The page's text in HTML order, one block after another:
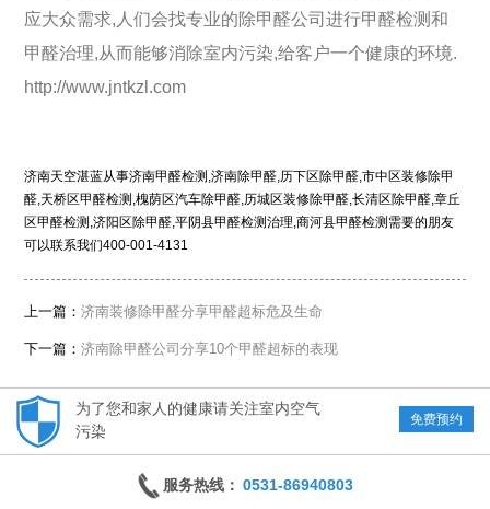
应大众需求,人们会找专业的除甲醛公司进行甲醛检测和
甲醛治理,从而能够消除室内污染,给客户一个健康的环境.
http://www.jntkzl.com
济南天空湛蓝从事济南甲醛检测,济南除甲醛,历下区除甲醛,市中区装修除甲
醛,天桥区甲醛检测,槐荫区汽车除甲醛,历城区装修除甲醛,长清区除甲醛,章丘
区甲醛检测,济阳区除甲醛,平阴县甲醛检测治理,商河县甲醛检测需要的朋友
可以联系我们400-001-4131
上一篇：济南装修除甲醛分享甲醛超标危及生命
下一篇：济南除甲醛公司分享10个甲醛超标的表现
为了您和家人的健康请关注室内空气
污染
免费预约
服务热线： 0531-86940803